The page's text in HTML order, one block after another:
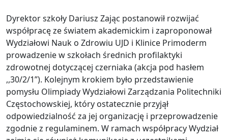
Dyrektor szkoły Dariusz Zając postanowił rozwijać
współpracę ze światem akademickim i zaproponował
Wydziałowi Nauk o Zdrowiu UJD i Klinice Primoderm
prowadzenie w szkołach średnich profilaktyki
zdrowotnej dotyczącej czerniaka (akcja pod hasłem
,,30/2/1”). Kolejnym krokiem było przedstawienie
pomysłu Olimpiady Wydziałowi Zarządzania Politechniki
Częstochowskiej, który ostatecznie przyjął
odpowiedzialność za jej organizację i przeprowadzenie
zgodnie z regulaminem. W ramach współpracy Wydział